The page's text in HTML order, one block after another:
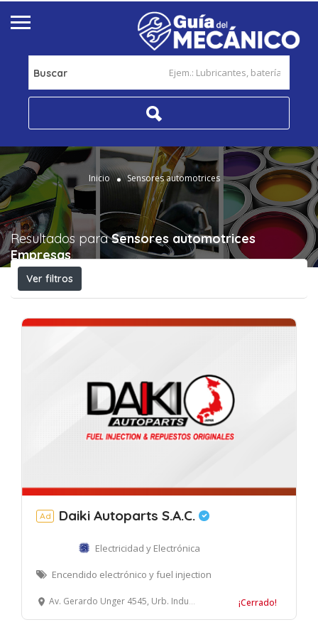
Buscar
Inicio Sensores automotrices
Resultados paraSensores automotrices
Empresas
Ver filtros
Ad Daiki Autoparts S.A.C.
Electricidad y Electrónica
Encendido electrónico y fuel injection
Av. Gerardo Unger 4545, Urb. Industrial Naranjal, Independencia, Lima ¡Cerrado!